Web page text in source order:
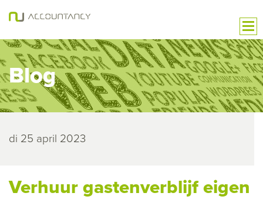
Blog
di 25 april 2023
Verhuur gastenverblijf eigen